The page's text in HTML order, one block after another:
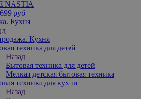
руб
Кухня
Кухня
техника для детей
Назад
Бытовая техника для детей
Мелкая детская бытовая техника
техника для кухни
Назад